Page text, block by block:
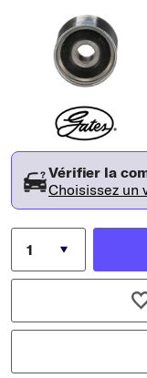
Vérifier la
Choisissez un